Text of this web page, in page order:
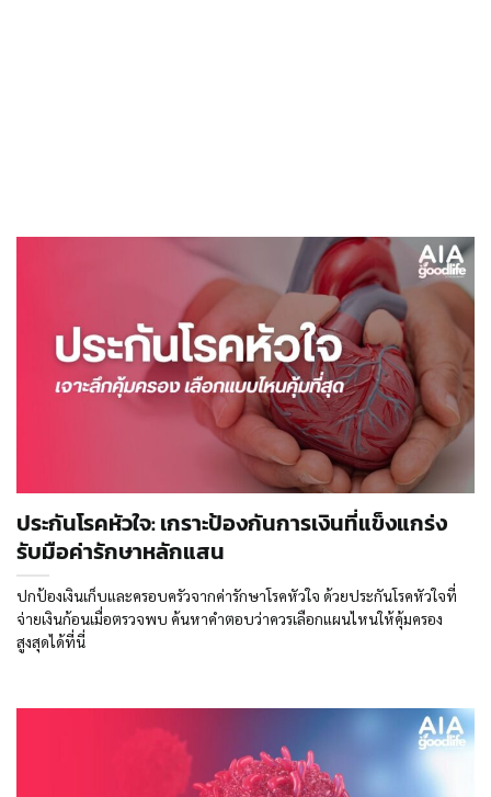
ประกันโรคหัวใจ: เกราะป้องกันการเงินที่แข็งแกร่ง
รับมือค่ารักษาหลักแสน
ปกป้องเงินเก็บและครอบครัวจากค่ารักษาโรคหัวใจ ด้วยประกันโรคหัวใจที่
จ่ายเงินก้อนเมื่อตรวจพบ ค้นหาคำตอบว่าควรเลือกแผนไหนให้คุ้มครอง
สูงสุดได้ที่นี่